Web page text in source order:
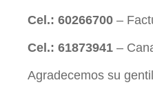
Cel.: 60266700 –
Cel.: 61873941 –
Agradecemos su